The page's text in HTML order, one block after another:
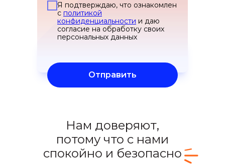
Отправить
Я подтверждаю, что ознакомлен
с политикой
конфиденциальности и даю
согласие на обработку своих
персональных данных
Нам доверяют, потому
что с нами
спокойно и безопасно
Нам доверяют,
потому что с нами
спокойно и безопасно